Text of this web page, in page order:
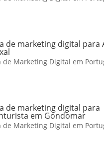
de marketing digital para
de Marketing Digital em
de marketing digital para
em Gondomar
de Marketing Digital em